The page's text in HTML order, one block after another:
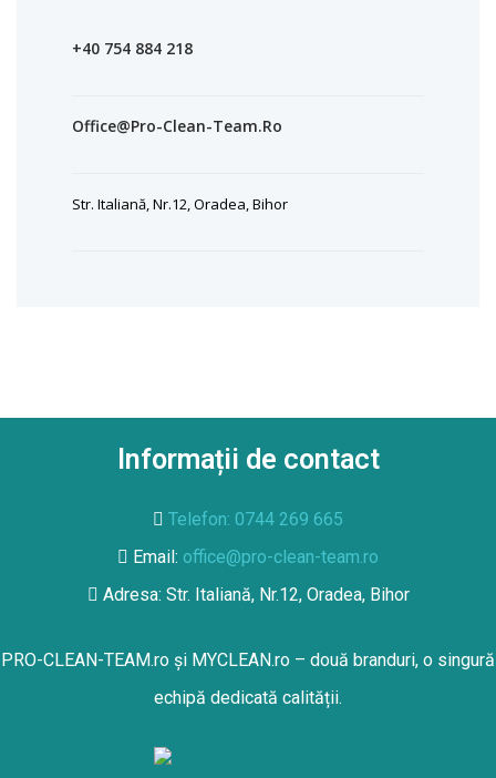
+40 754 884 218
Office@pro-Clean-Team.ro
Str. Italiană, Nr.12, Oradea, Bihor
Informații de contact
Telefon: 0744 269 665
Email: office@pro-clean-team.ro
Adresa: Str. Italiană, Nr.12, Oradea, Bihor
PRO-CLEAN-TEAM.ro și MYCLEAN.ro – două branduri, o singură
echipă dedicată calității.